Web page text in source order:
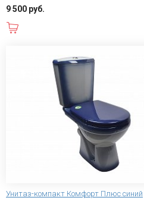
9 500 руб.
Унитаз-компакт Комфорт Плюс синий